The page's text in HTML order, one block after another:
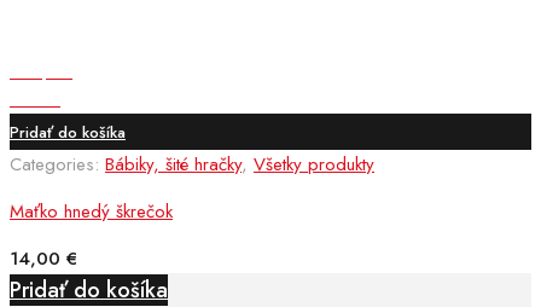
Pridať do košíka
Categories: Bábiky, šité hračky, Všetky produkty
Maťko hnedý škrečok
14,00 €
Pridať do košíka